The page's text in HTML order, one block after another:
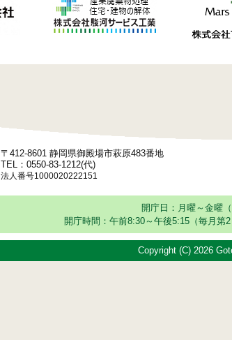
〒412-8601 静岡県御殿場市萩原483番地
TEL：0550-83-1212(代)
法人番号1000020222151
開庁日：月曜～金曜
開庁時間：午前8:30～午後5:15（毎月第
Copyright (C) 2026